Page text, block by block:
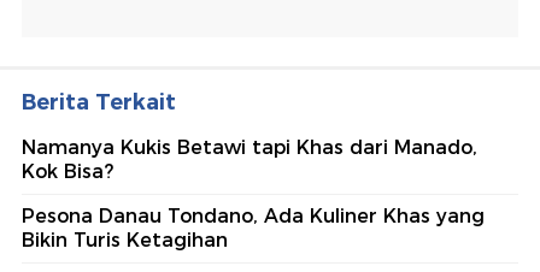
Berita Terkait
Namanya Kukis Betawi tapi Khas dari Manado,
Kok Bisa?
Pesona Danau Tondano, Ada Kuliner Khas yang
Bikin Turis Ketagihan